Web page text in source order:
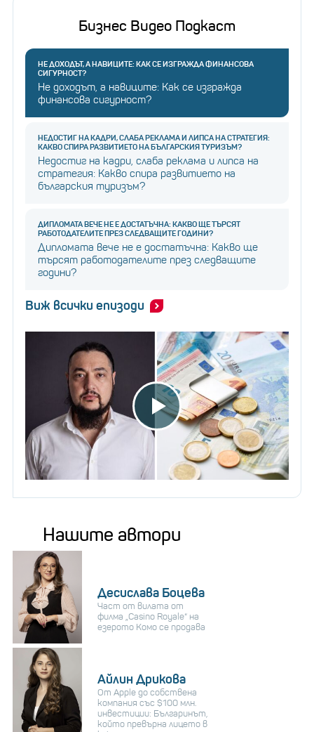
Бизнес Видео Подкаст
НЕ ДОХОДЪТ, А НАВИЦИТЕ: КАК СЕ ИЗГРАЖДА ФИНАНСОВА
СИГУРНОСТ?
Не доходът, а навиците: Как се изгражда
финансова сигурност?
НЕДОСТИГ НА КАДРИ, СЛАБА РЕКЛАМА И ЛИПСА НА СТРАТЕГИЯ:
КАКВО СПИРА РАЗВИТИЕТО НА БЪЛГАРСКИЯ ТУРИЗЪМ?
Недостиг на кадри, слаба реклама и липса на
стратегия: Какво спира развитието на
българския туризъм?
ДИПЛОМАТА ВЕЧЕ НЕ Е ДОСТАТЪЧНА: КАКВО ЩЕ ТЪРСЯТ
РАБОТОДАТЕЛИТЕ ПРЕЗ СЛЕДВАЩИТЕ ГОДИНИ?
Дипломата вече не е достатъчна: Какво ще
търсят работодателите през следващите
години?
Виж всички епизоди
Нашите автори
Десислава Боцева
Част от вилата от
филма „Casino Royale“ на
езерото Комо се продава
Айлин Дрикова
От Apple до собствена
компания със $100 млн.
инвестиции: Българинът,
който превърна лицето в